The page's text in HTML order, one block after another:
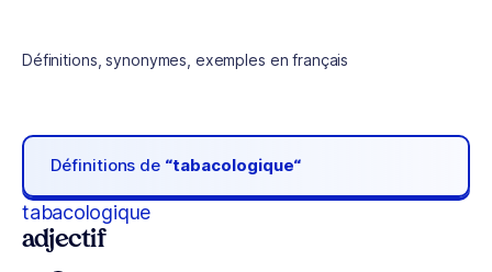
Définitions, synonymes, exemples en français
Définitions de “tabacologique“
tabacologique
adjectif